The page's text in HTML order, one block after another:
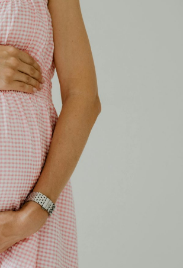
PRÉNOM MIXTE :
UN CHOIX À LA FOIS
INTEMPOREL POUR
Choisir le prénom de son futur enfant
symbolique qu’émotionnelle. Depuis ...